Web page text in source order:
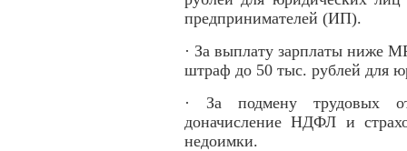
предпринимателей (ИП).
· За выплату зарплаты ниже
штраф до 50 тыс. рублей для
· За подмену трудовых
доначисление НДФЛ и
недоимки.